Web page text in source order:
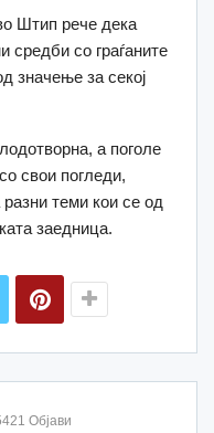
Штип рече дека
средби со граѓаните
значење за секој
а поголе
свои погледи,
теми кои се од
заедница.
Објави